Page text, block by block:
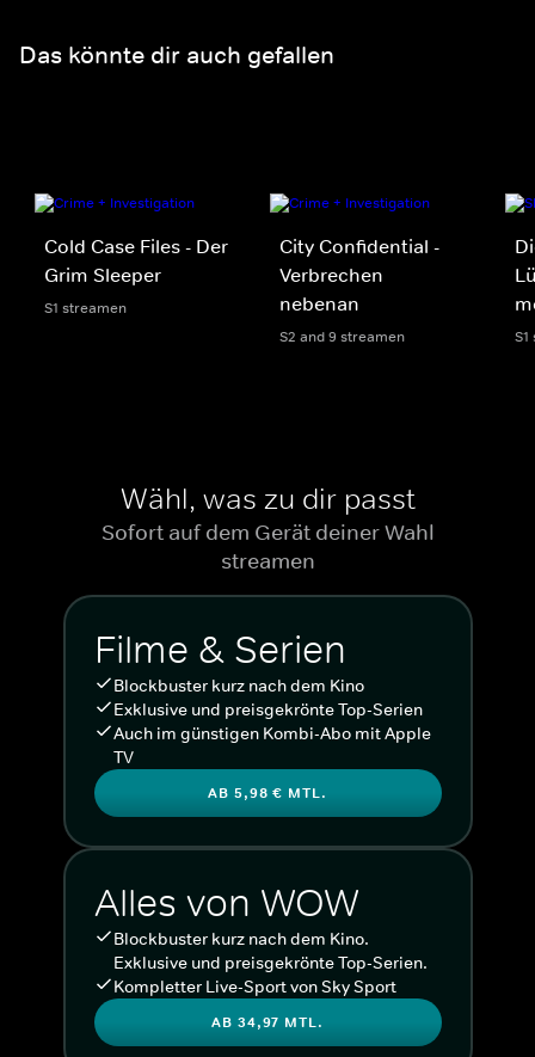
Das könnte dir auch gefallen
Cold Case Files - Der
Grim Sleeper
S1 streamen
City Confidential -
Verbrechen
nebenan
S2 and 9 streamen
Wähl, was zu dir passt
Sofort auf dem Gerät deiner Wahl
streamen
Filme & Serien
Blockbuster kurz nach dem Kino
Exklusive und preisgekrönte Top-Serien
Auch im günstigen Kombi-Abo mit Apple
TV
AB 5,98 € MTL.
Alles von WOW
Blockbuster kurz nach dem Kino.
Exklusive und preisgekrönte Top-Serien.
Kompletter Live-Sport von Sky Sport
AB 34,97 MTL.